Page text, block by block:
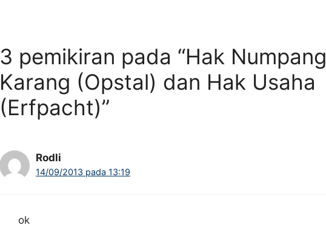
3 pemikiran pada “Hak Numpang
Karang (Opstal) dan Hak Usaha
(Erfpacht)”
Rodli
14/09/2013 pada 13:19
ok